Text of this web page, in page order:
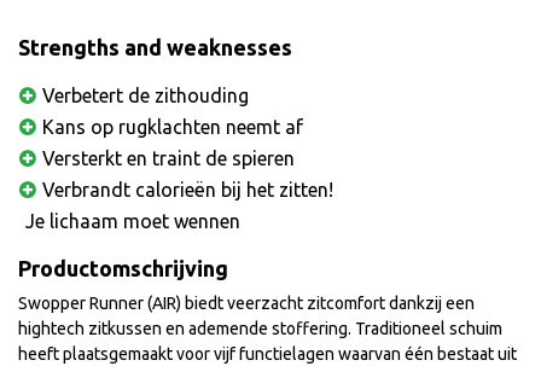
Strengths and weaknesses
Verbetert de zithouding
Kans op rugklachten neemt af
Versterkt en traint de spieren
Verbrandt calorieën bij het zitten!
Je lichaam moet wennen
Productomschrijving
Swopper Runner (AIR) biedt veerzacht zitcomfort dankzij een
hightech zitkussen en ademende stoffering. Traditioneel schuim
heeft plaatsgemaakt voor vijf functielagen waarvan één bestaat uit